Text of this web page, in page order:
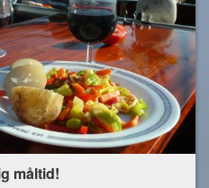
måltid!